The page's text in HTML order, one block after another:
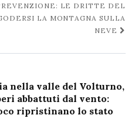
LE DRITTE DEL
LA MONTAGNA SULLA
NEVE
nella valle del Volturno,
abbattuti dal vento:
ripristinano lo stato